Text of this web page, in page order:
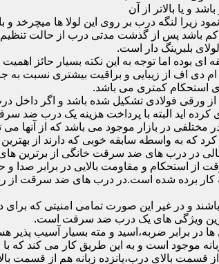
زیرا لنگه درب بر روی این لولا ها میچرخد و
کم باشد پس از گذشت مدتی درب از حالت
اما توجه به این نکته بسیار حائز
دی اف از زیبایی و براقیت بیشتری نسبت
استحکام کمتری می باشد.
ورقی فولادی تشکیل شده باشد و اگر داخل
اید البته با پرداخت هزینه یک درب ضد
در بازار موجود می باشد که از آنها
کرد که به واسطه سابقه خوبی که دارند از
در درب های ضد سرقت خانگی از برترین های
استحکام و مقاومت بالایی در برابر صدا و
کار برده شده است.در درب های ضد سرقت از
و در غیر این صورت تمامی امنیتی که
ویژگی های یک درب ضد سرقت است.
برابر ضربه،اسید و مته بسیار آسیب پذیر
استفاده می شود که این در نمونه های 16 و 20 زبانه